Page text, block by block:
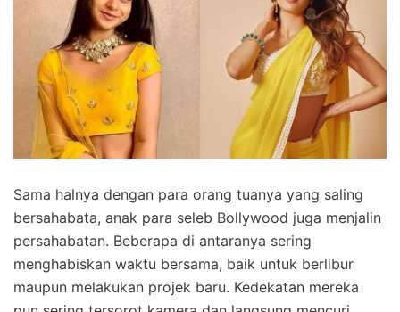
Sama halnya dengan para orang tuanya yang saling
bersahabata, anak para seleb Bollywood juga menjalin
persahabatan. Beberapa di antaranya sering
menghabiskan waktu bersama, baik untuk berlibur
maupun melakukan projek baru. Kedekatan mereka